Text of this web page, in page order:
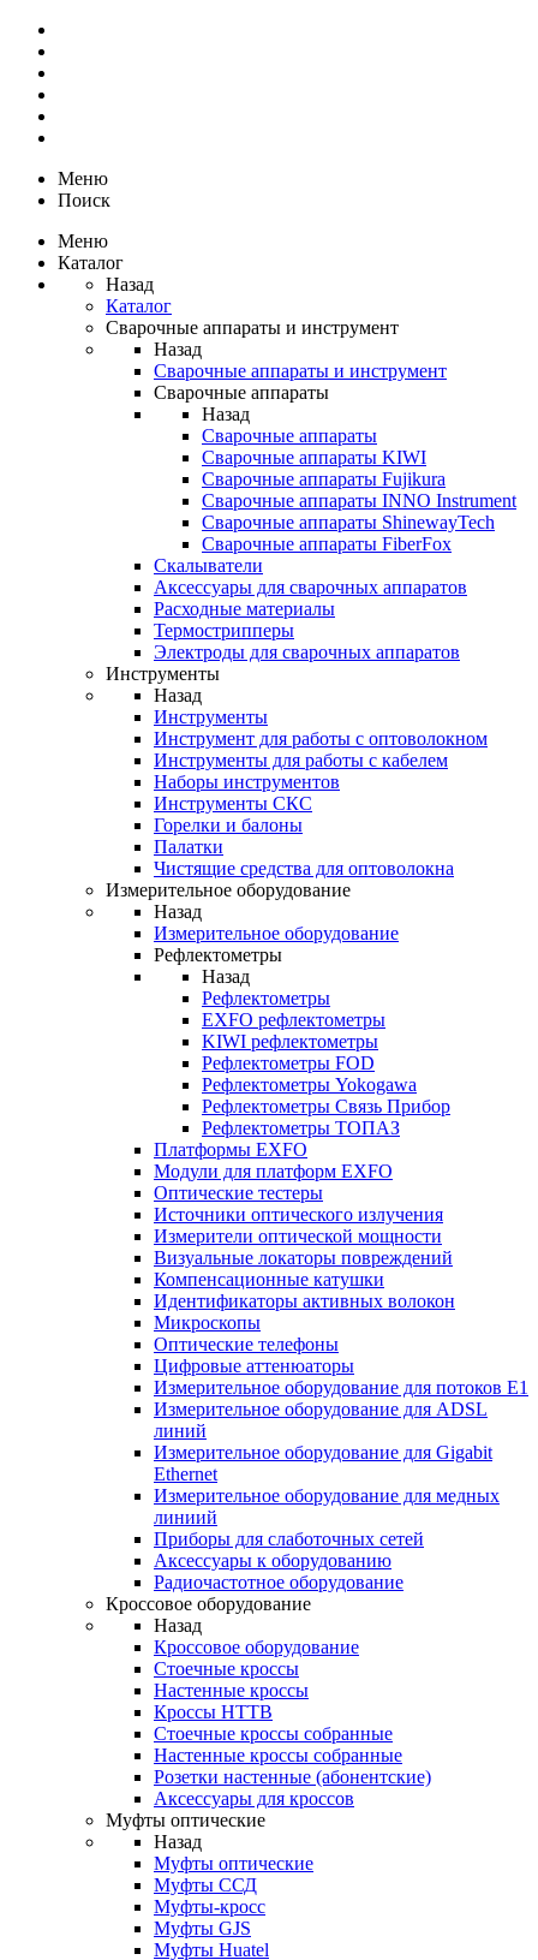
Меню
Поиск
Меню
Каталог
Назад
Каталог
Сварочные аппараты и инструмент
Назад
Сварочные аппараты и инструмент
Сварочные аппараты
Назад
Сварочные аппараты
Сварочные аппараты KIWI
Сварочные аппараты Fujikura
Сварочные аппараты INNO Instrument
Сварочные аппараты ShinewayTech
Cварочные аппараты FiberFox
Скалыватели
Аксессуары для сварочных аппаратов
Расходные материалы
Термострипперы
Электроды для сварочных аппаратов
Инструменты
Назад
Инструменты
Инструмент для работы с оптоволокном
Инструменты для работы с кабелем
Наборы инструментов
Инструменты СКС
Горелки и балоны
Палатки
Чистящие средства для оптоволокна
Измерительное оборудование
Назад
Измерительное оборудование
Рефлектометры
Назад
Рефлектометры
EXFO рефлектометры
KIWI рефлектометры
Рефлектометры FOD
Рефлектометры Yokogawa
Рефлектометры Связь Прибор
Рефлектометры ТОПАЗ
Платформы EXFO
Модули для платформ EXFO
Оптические тестеры
Источники оптического излучения
Измерители оптической мощности
Визуальные локаторы повреждений
Компенсационные катушки
Идентификаторы активных волокон
Микроскопы
Оптические телефоны
Цифровые аттенюаторы
Измерительное оборудование для потоков Е1
Измерительное оборудование для ADSL
линий
Измерительное оборудование для Gigabit
Ethernet
Измерительное оборудование для медных
линиий
Приборы для слаботочных сетей
Аксессуары к оборудованию
Радиочастотное оборудование
Кроссовое оборудование
Назад
Кроссовое оборудование
Стоечные кроссы
Настенные кроссы
Кроссы HTTB
Стоечные кроссы собранные
Настенные кроссы собранные
Розетки настенные (абонентские)
Аксессуары для кроссов
Муфты оптические
Назад
Муфты оптические
Муфты ССД
Муфты-кросс
Муфты GJS
Муфты Huatel